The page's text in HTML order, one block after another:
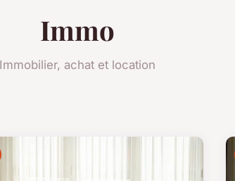
Immo
Immobilier, achat et location